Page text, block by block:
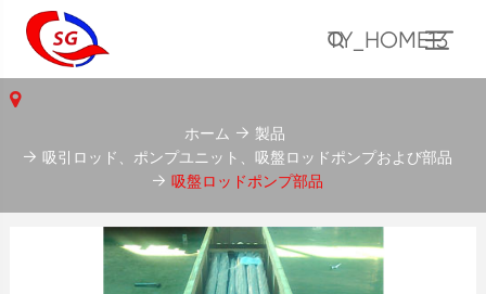
TY_HOME13
ホーム
製品
吸引ロッド、ポンプユニット、吸盤ロッドポンプおよび部品
吸盤ロッドポンプ部品